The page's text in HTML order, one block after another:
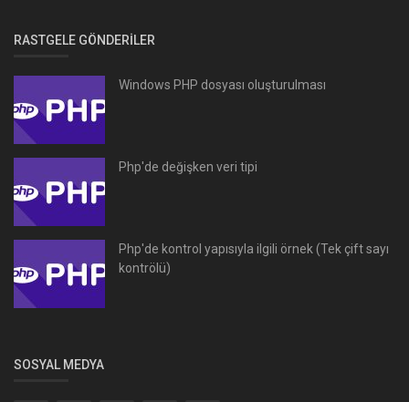
RASTGELE GÖNDERILER
Windows PHP dosyası oluşturulması
Php'de değişken veri tipi
Php'de kontrol yapısıyla ilgili örnek (Tek çift sayı
kontrölü)
SOSYAL MEDYA